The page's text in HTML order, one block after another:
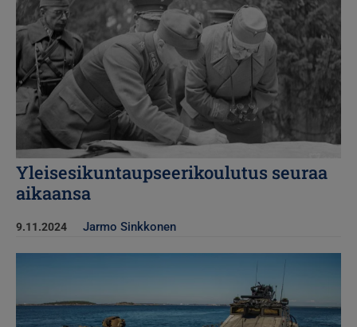
Yleisesikuntaupseerikoulutus seuraa
aikaansa
9.11.2024 Jarmo Sinkkonen